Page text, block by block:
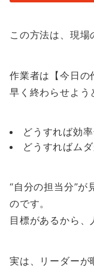
この方法は、現場
作業者は【今日の
早く終わらせよう
どうすれば効
どうすればム
“自分の担当分”が
のです。
目標があるから、
実は、リーダーが